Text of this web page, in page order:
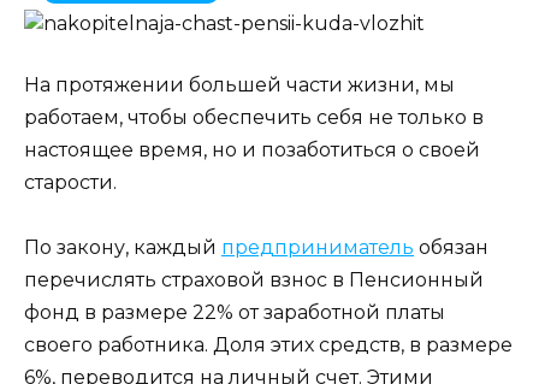
На протяжении большей части жизни, мы
работаем, чтобы обеспечить себя не только в
настоящее время, но и позаботиться о своей
старости.
По закону, каждый предприниматель обязан
перечислять страховой взнос в Пенсионный
фонд в размере 22% от заработной платы
своего работника. Доля этих средств, в размере
6%, переводится на личный счет. Этими